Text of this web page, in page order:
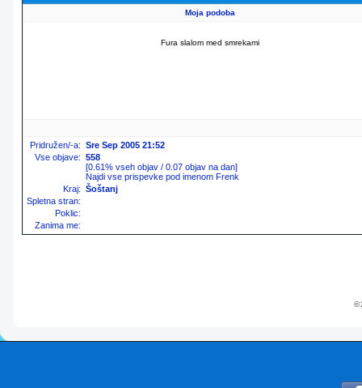
Moja podoba
Fura slalom med smrekami
Pridružen/-a: Sre Sep 2005 21:52
Vse objave: 558
[0.61% vseh objav / 0.07 objav na dan]
Najdi vse prispevke pod imenom Frenk
Kraj: Šoštanj
Spletna stran:
Poklic:
Zanima me:
©